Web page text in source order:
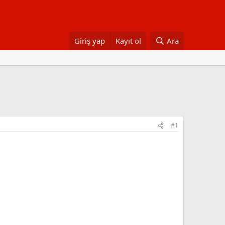
Giriş yap Kayıt ol Ara
#1